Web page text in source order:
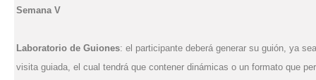
Semana V
Laboratorio de Guiones: el participante deberá generar su guión, ya
visita guiada, el cual tendrá que contener dinámicas o un formato que